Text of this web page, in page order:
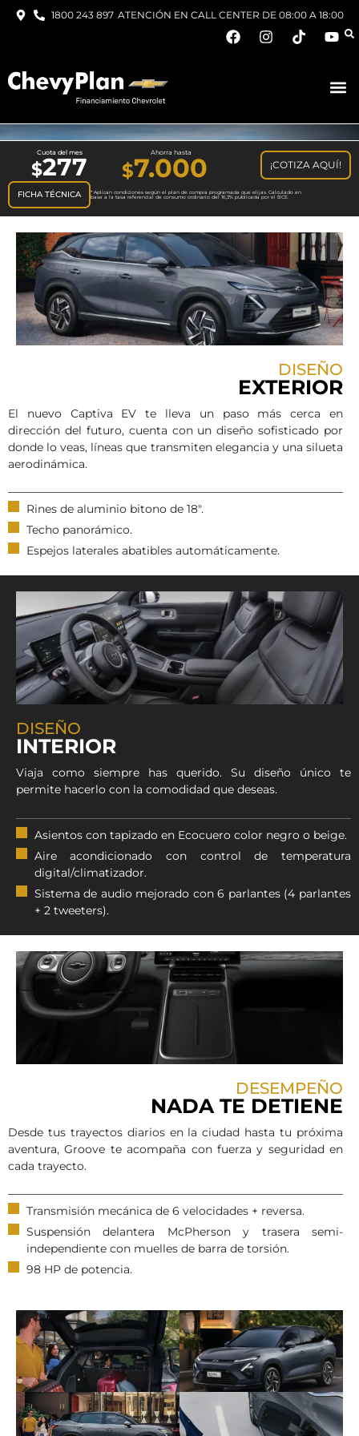
1800 243 897 ATENCIÓN EN CALL CENTER DE 08:00 A 18:00
Cuota del mes
277 Ahorra hasta
$7.000 ¡COTIZA AQUÍ!
FICHA TÉCNICA * Aplican condiciones según el plan de compra programada que elijas. Calculado en
base a la tasa referencial de consumo ordinario del 16,3% publicada por el BCE.
DISEÑO
EXTERIOR
El nuevo Captiva EV te lleva un paso más cerca en
dirección del futuro, cuenta con un diseño sofisticado por
donde lo veas, líneas que transmiten elegancia y una silueta
aerodinámica.
Rines de aluminio bitono de 18".
Techo panorámico.
Espejos laterales abatibles automáticamente.
DISEÑO
INTERIOR
Viaja como siempre has querido. Su diseño único te
permite hacerlo con la comodidad que deseas.
Asientos con tapizado en Ecocuero color negro o beige.
Aire acondicionado con control de temperatura
digital/climatizador.
Sistema de audio mejorado con 6 parlantes (4 parlantes
+ 2 tweeters).
DESEMPEÑO
NADA TE DETIENE
Desde tus trayectos diarios en la ciudad hasta tu próxima
aventura, Groove te acompaña con fuerza y seguridad en
cada trayecto.
Transmisión mecánica de 6 velocidades + reversa.
Suspensión delantera McPherson y trasera semi-
independiente con muelles de barra de torsión.
98 HP de potencia.